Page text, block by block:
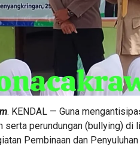
. KENDAL — Guna
serta perundungan (bullying) di
Pembinaan dan